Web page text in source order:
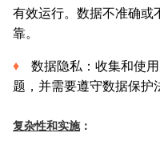
有效运行。数据不准确或
靠。
数据隐私：收集和使
题，并需要遵守数据保护
复杂性和实施：